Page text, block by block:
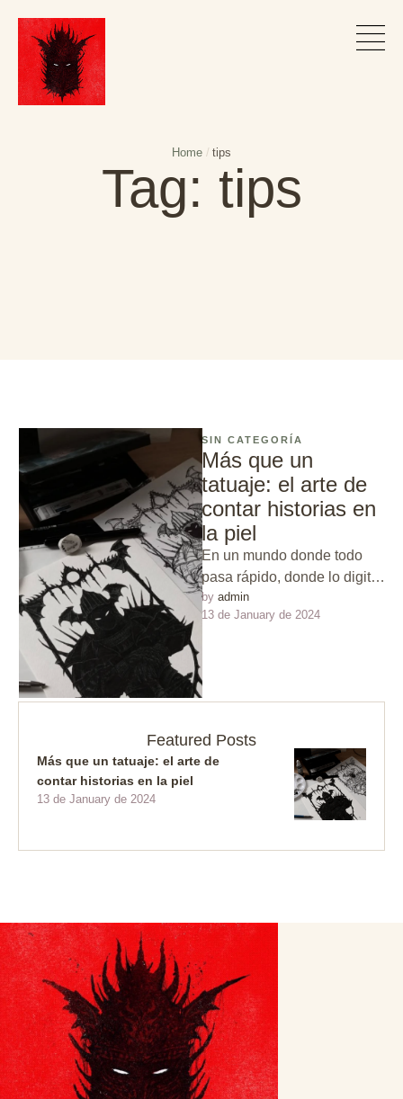
Home / tips
Tag: tips
SIN CATEGORÍA
Más que un
tatuaje: el arte de
contar historias en
la piel
En un mundo donde todo
pasa rápido, donde lo digital
se impone, los tatuajes
siguen siendo una de …
by admin
13 de January de 2024
Featured Posts
Más que un tatuaje: el arte de
contar historias en la piel
13 de January de 2024